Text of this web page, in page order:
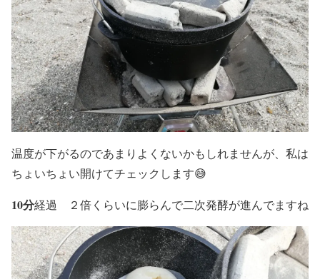
温度が下がるのであまりよくないかもしれませんが、私は
ちょいちょい開けてチェックします😅
10分経過 ２倍くらいに膨らんで二次発酵が進んでますね